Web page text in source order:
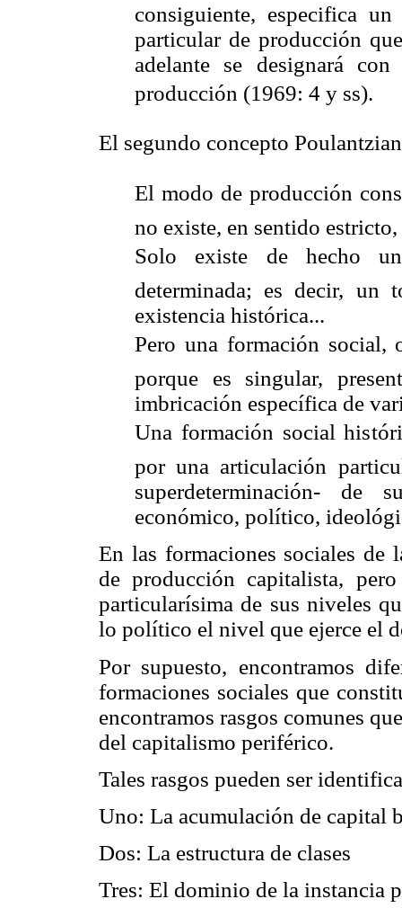
consiguiente, especifica
particular de producción
adelante se designará
producción (1969: 4 y ss).
El segundo concepto
El modo de producción
no existe, en sentido
Solo existe de hecho
determinada; es decir, un
existencia histórica...
Pero una formación
porque es singular,
imbricación específica de
Una formación social
por una articulación
superdeterminación- de
económico, político,
En las formaciones sociales de
de producción capitalista,
particularísima de sus niveles
lo político el nivel que ejerce el
Por supuesto, encontramos
formaciones sociales que
encontramos rasgos comunes
del capitalismo periférico.
Tales rasgos pueden ser
Uno: La acumulación de capital
Dos: La estructura de clases
Tres: El dominio de la instancia